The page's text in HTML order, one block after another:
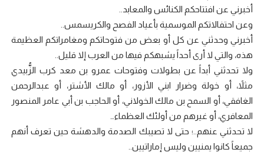
أخبرني عن افتتاحكم الكنائس والمعابد..
وعن احتفالاتكم الموسمية بأعياد الفصح والكريسمس..
أخبرني وحدثني عن كل أو بعض من فتوحاتكم ومغامراتكم العظيمة
هذه، والتي لا أرى أحداً يشبهكم فيها من العرب إلا قليل..
ولا تحدثني أبداً عن بطولات وفتوحات عمرو بن معد كرب الزُّبيدي
مثلاً، أو خولة وضرار ابني الأزور، أو مالك الأشتر، أو عبدالرحمن
الغافقي، أو السمح بن مالك الخولاني، أو الحاجب بن أبي عامر المنصور
المعافري، أو غيرهم من أولئك العظماء…
لا تحدثني عنهم..؛ حتى لا تصيبك الصدمة والدهشة حين تعرف أنهم
جميعاً كانوا يمنيين وليس إماراتيين..